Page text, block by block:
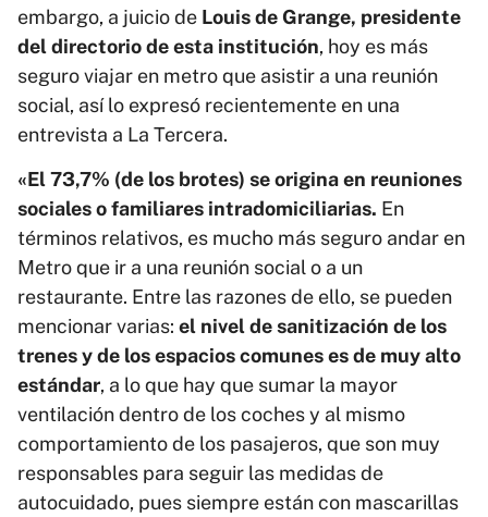
embargo, a juicio de Louis de Grange, presidente
del directorio de esta institución, hoy es más
seguro viajar en metro que asistir a una reunión
social, así lo expresó recientemente en una
entrevista a La Tercera.
«El 73,7% (de los brotes) se origina en reuniones
sociales o familiares intradomiciliarias. En
términos relativos, es mucho más seguro andar en
Metro que ir a una reunión social o a un
restaurante. Entre las razones de ello, se pueden
mencionar varias: el nivel de sanitización de los
trenes y de los espacios comunes es de muy alto
estándar, a lo que hay que sumar la mayor
ventilación dentro de los coches y al mismo
comportamiento de los pasajeros, que son muy
responsables para seguir las medidas de
autocuidado, pues siempre están con mascarillas